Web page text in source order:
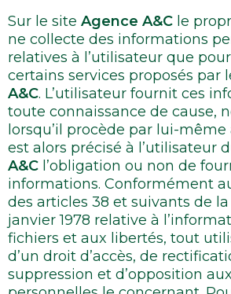
Sur le site Agence A&C le
ne collecte des informations
relatives à l’utilisateur que
certains services proposés par
A&C. L’utilisateur fournit ces
toute connaissance de cause,
lorsqu’il procède par lui-même
est alors précisé à l’utilisateur
A&C l’obligation ou non de
informations. Conformément
des articles 38 et suivants de la
janvier 1978 relative à
fichiers et aux libertés, tout
d’un droit d’accès, de
suppression et d’opposition